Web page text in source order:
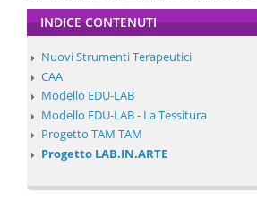
INDICE CONTENUTI
Nuovi Strumenti Terapeutici
CAA
Modello EDU-LAB
Modello EDU-LAB - La Tessitura
Progetto TAM TAM
Progetto LAB.IN.ARTE